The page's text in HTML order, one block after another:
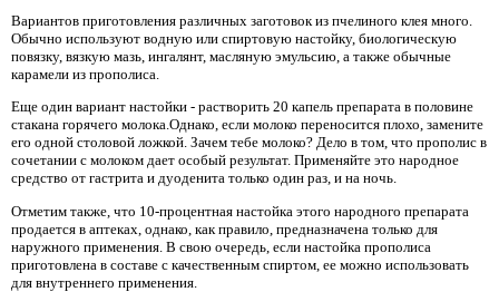
Вариантов приготовления различных заготовок из пчелиного клея много.
Обычно используют водную или спиртовую настойку, биологическую
повязку, вязкую мазь, ингалянт, масляную эмульсию, а также обычные
карамели из прополиса.
Еще один вариант настойки - растворить 20 капель препарата в половине
стакана горячего молока.Однако, если молоко переносится плохо, замените
его одной столовой ложкой. Зачем тебе молоко? Дело в том, что прополис в
сочетании с молоком дает особый результат. Применяйте это народное
средство от гастрита и дуоденита только один раз, и на ночь.
Отметим также, что 10-процентная настойка этого народного препарата
продается в аптеках, однако, как правило, предназначена только для
наружного применения. В свою очередь, если настойка прополиса
приготовлена ​​в составе с качественным спиртом, ее можно использовать
для внутреннего применения.